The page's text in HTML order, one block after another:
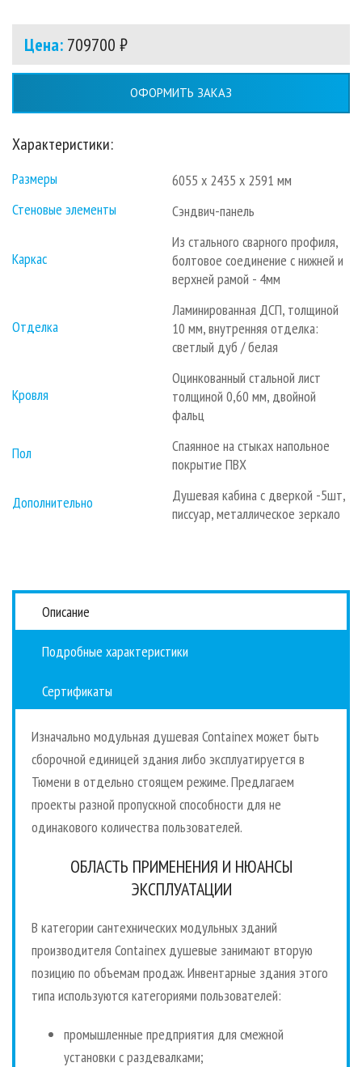
Цена: 709700 ₽
ОФОРМИТЬ ЗАКАЗ
Характеристики:
Размеры
6055 х 2435 х 2591 мм
Стеновые элементы
Сэндвич-панель
Каркас
Из стального сварного профиля,
болтовое соединение с нижней и
верхней рамой - 4мм
Отделка
Ламинированная ДСП, толщиной
10 мм, внутренняя отделка:
светлый дуб / белая
Кровля
Оцинкованный стальной лист
толщиной 0,60 мм, двойной
фальц
Пол
Спаянное на стыках напольное
покрытие ПВХ
Дополнительно
Душевая кабина с дверкой -5шт,
писсуар, металлическое зеркало
Описание
Подробные характеристики
Сертификаты
Изначально модульная душевая Containex может быть
сборочной единицей здания либо эксплуатируется в
Тюмени в отдельно стоящем режиме. Предлагаем
проекты разной пропускной способности для не
одинакового количества пользователей.
ОБЛАСТЬ ПРИМЕНЕНИЯ И НЮАНСЫ
ЭКСПЛУАТАЦИИ
В категории сантехнических модульных зданий
производителя Containex душевые занимают вторую
позицию по объемам продаж. Инвентарные здания этого
типа используются категориями пользователей:
промышленные предприятия для смежной
установки с раздевалками;